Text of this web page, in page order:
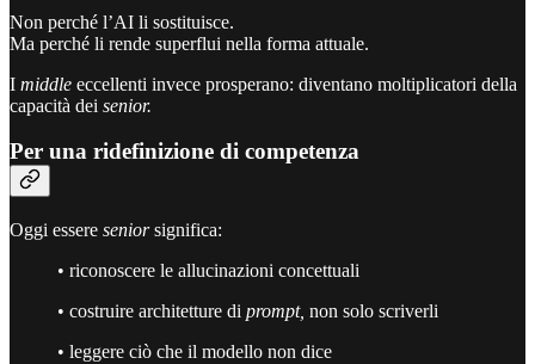
Non perché l’AI li sostituisce.
Ma perché li rende superflui nella forma attuale.
I middle eccellenti invece prosperano: diventano moltiplicatori della
capacità dei senior.
Per una ridefinizione di competenza
Oggi essere seniorsignifica:
• riconoscere le allucinazioni concettuali
• costruire architetture di prompt, non solo scriverli
• leggere ciò che il modello non dice